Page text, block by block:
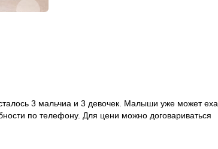
3 мальчиа и 3 девочек. Малыши уже может
по телефону. Для цени можно договариваться